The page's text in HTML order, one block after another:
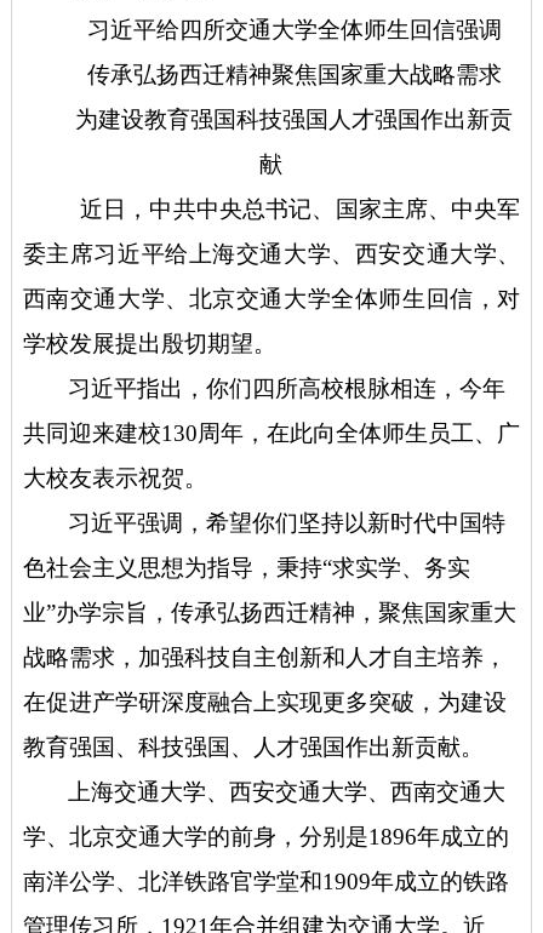
习近平给四所交通大学全体师生回信强调
传承弘扬西迁精神聚焦国家重大战略需求
为建设教育强国科技强国人才强国作出新贡
献
近日，中共中央总书记、国家主席、中央军
委主席习近平给上海交通大学、西安交通大学、
西南交通大学、北京交通大学全体师生回信，对
学校发展提出殷切期望。
习近平指出，你们四所高校根脉相连，今年
共同迎来建校130周年，在此向全体师生员工、广
大校友表示祝贺。
习近平强调，希望你们坚持以新时代中国特
色社会主义思想为指导，秉持“求实学、务实
业”办学宗旨，传承弘扬西迁精神，聚焦国家重大
战略需求，加强科技自主创新和人才自主培养，
在促进产学研深度融合上实现更多突破，为建设
教育强国、科技强国、人才强国作出新贡献。
上海交通大学、西安交通大学、西南交通大
学、北京交通大学的前身，分别是1896年成立的
南洋公学、北洋铁路官学堂和1909年成立的铁路
管理传习所，1921年合并组建为交通大学。近